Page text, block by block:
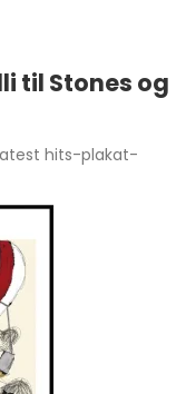
til Stones og
hits-plakat-